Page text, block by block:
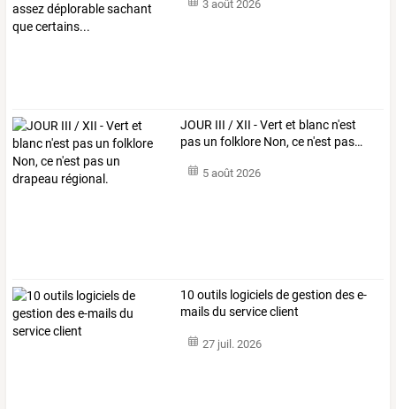
3 août 2026
JOUR III /XII -Vert et blanc n'est
pas un folklore Non, ce n'est pas…
5 août 2026
10 outils logiciels de gestion des e-
mails du service client
27 juil. 2026